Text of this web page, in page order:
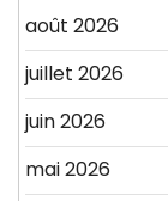
août 2026
juillet 2026
juin 2026
mai 2026